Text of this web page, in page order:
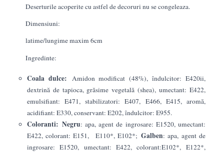
Deserturile acoperite cu astfel de decoruri nu se congeleaza.
Dimensiuni:
latime/lungime maxim 6cm
Ingredinte:
Coala dulce: Amidon modificat (48%), îndulcitor: E420ii,
dextrină de tapioca, grăsime vegetală (shea), umectant: E422,
emulsifiant: E471, stabilizatori: E407, E466, E415, aromă,
acidifiant: E330, conservant: E202, îndulcitor: E955.
Coloranti: Negru: apa, agent de ingrosare: E1520, umectant:
E422, colorant: E151, E110*, E102*;Galben: apa, agent de
ingrosare: E1520, umectant: E422, colorant:E102*, E122*,